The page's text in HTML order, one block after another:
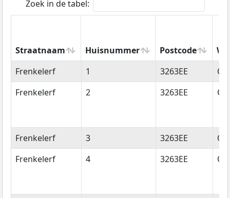
Zoek in de tabel:
Straatnaam Huisnummer Postcode
Straatnaam
Huisnummer Postcode
Frenkelerf 1 3263EE
Frenkelerf
2 3263EE
Frenkelerf 3 3263EE
Frenkelerf
4 3263EE